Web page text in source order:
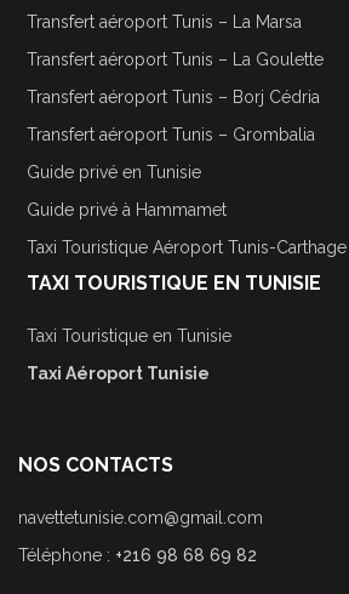
Transfert aéroport Tunis – La Marsa
Transfert aéroport Tunis – La Goulette
Transfert aéroport Tunis – Borj Cédria
Transfert aéroport Tunis – Grombalia
Guide privé en Tunisie
Guide privé à Hammamet
Taxi Touristique Aéroport Tunis-Carthage
TAXI TOURISTIQUE EN TUNISIE
Taxi Touristique en Tunisie
Taxi Aéroport Tunisie
NOS CONTACTS
navettetunisie.com@gmail.com
Téléphone : +216 98 68 69 82